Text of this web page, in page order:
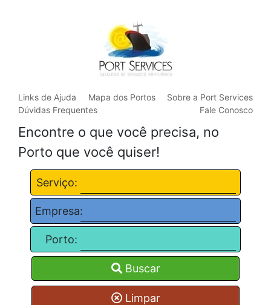
Links de Ajuda Mapa dos Portos
Sobre a Port Services
Dúvidas Frequentes
Fale Conosco
Encontre o que você precisa, no
Porto que você quiser!
Serviço:
Empresa:
Porto:
Buscar
Limpar